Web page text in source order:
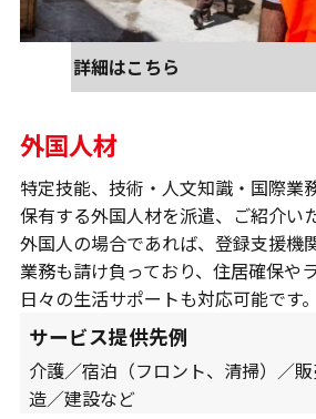
詳細はこちら
外国人材
特定技能、技術・人文知識・国際業
保有する外国人材を派遣、ご紹介い
外国人の場合であれば、登録支援機
業務も請け負っており、住居確保や
日々の生活サポートも対応可能です。
サービス提供先例
介護／宿泊（フロント、清掃）／
造／建設など